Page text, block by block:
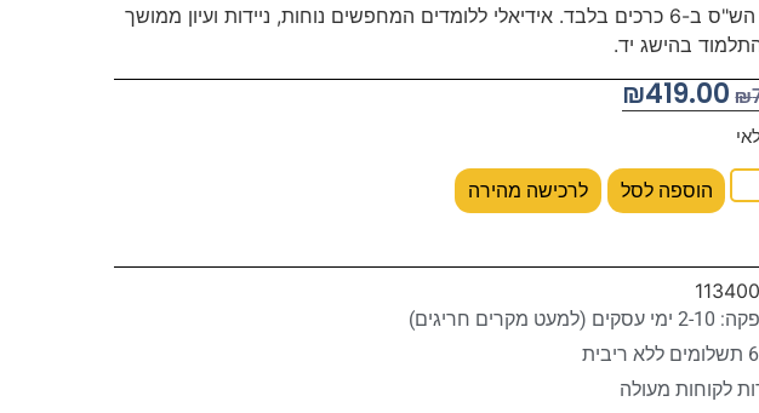
את כל הש"ס ב-6 כרכים בלבד. אידיאלי ללומדים המחפשים נוחות, ניידות ועיון ממושך
בהישג יד.
₪
₪419.00
הוספה לסל לרכישה מהירה
113400
(למעט מקרים חריגים)
לקוחות מעולה